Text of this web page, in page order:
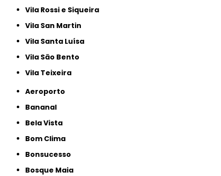
Vila Rossi e Siqueira
Vila San Martin
Vila Santa Luísa
Vila São Bento
Vila Teixeira
Aeroporto
Bananal
Bela Vista
Bom Clima
Bonsucesso
Bosque Maia